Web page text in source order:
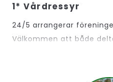
1* Vårdressyr
24/5 arrangerar
Välkommen att både